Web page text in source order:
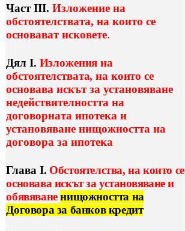
Част ІІІ.Изложение на
обстоятелствата, на които се
основават исковете.
Дял І. Изложения на
обстоятелствата, на които се
основава искът за установяване
недействителността на
договорната ипотека и
установяване нищожността на
договора за ипотека
Глава І. Обстоятелства, на които се
основава искът заустановяванеи
обявяваненищожността на
Договора за банков кредит